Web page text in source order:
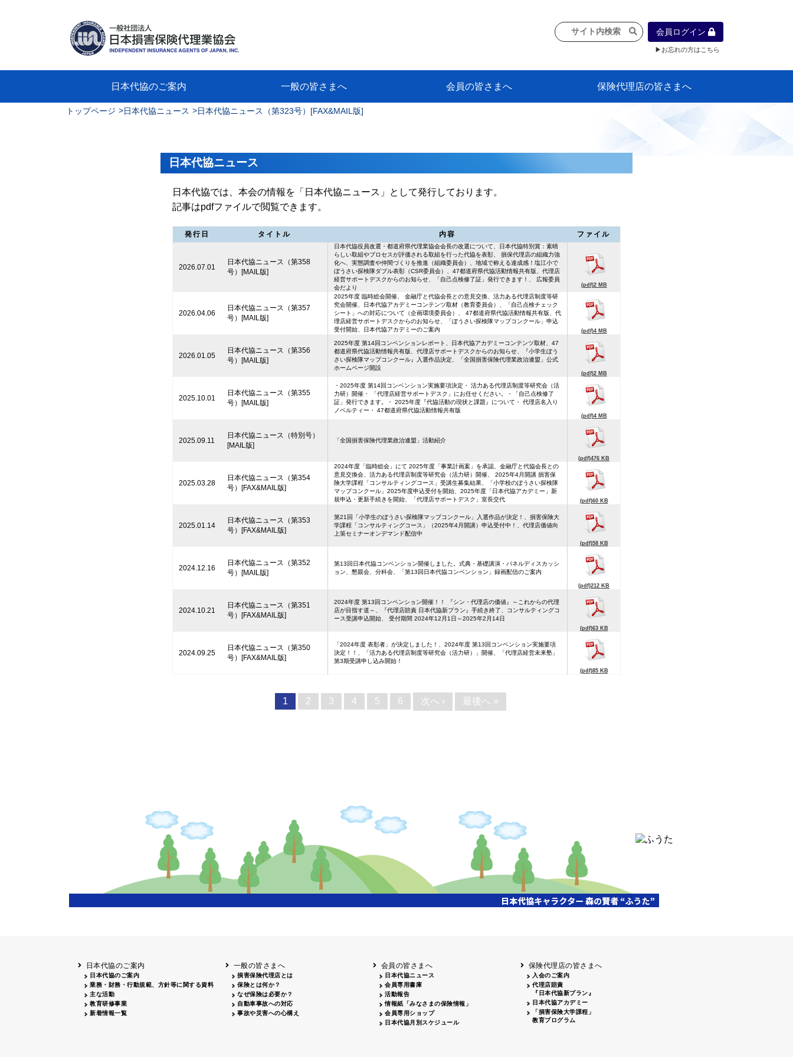
会員ログイン
▶お忘れの方はこちら
日本代協のご案内
日本代協のご案内 会長挨拶
概要
組織
役員等
業務・財務・行動規範、方針等に関す
主な活動
教育研修事業 日本代協アカデミー
損害保険大学課程とは
「コンサルティングコース」教育プロ
損害保険トータルプランナーとは
教育研修事業のあゆみ
新着情報
一般の皆さまへ
損害保険代理店とは
保険とは何か？
なぜ保険は必要か？
自動車事故への対応
事故や災害への心構え
会員の皆さまへ 保険代理店の皆さまへ
トップページ >日本代協ニュース >日本代協ニュース（第323号）[FAX&MAIL版]
日本代協ニュース
日本代協では、本会の情報を「日本代協ニュース」として発行しております。
記事はpdfファイルで閲覧できます。
発行日 タイトル 内容 ファイル
2026.07.01
日本代協ニュース（第358
号）[MAIL版]
日本代協役員改選・都道府県代理業協会会長の改選について、日本代協特別賞：素晴
らしい取組やプロセスが評価される取組を行った代協を表彰、 損保代理店の組織力強
化へ、実態調査や仲間づくりを推進（組織委員会）、地域で称える達成感！塩江小で
ぼうさい探検隊ダブル表彰（CSR委員会）、47都道府県代協活動情報共有版、代理店
経営サポートデスクからのお知らせ、「自己点検修了証」発行できます！、 広報委員
会だより
(pdf)2 MB
2026.04.06
日本代協ニュース（第357
号）[MAIL版]
2025年度 臨時総会開催、 金融庁と代協会長との意見交換、活力ある代理店制度等研
究会開催、日本代協アカデミーコンテンツ取材（教育委員会）、「自己点検チェック
シート」への対応について（企画環境委員会）、 47都道府県代協活動情報共有版、代
理店経営サポートデスクからのお知らせ、「ぼうさい探検隊マップコンクール」申込
受付開始、日本代協アカデミーのご案内
(pdf)4 MB
2026.01.05
日本代協ニュース（第356
号）[MAIL版]
2025年度 第14回コンベンションレポート、日本代協アカデミーコンテンツ取材、47
都道府県代協活動情報共有版、代理店サポートデスクからのお知らせ、『小学生ぼう
さい探検隊マップコンクール』入選作品決定、「全国損害保険代理業政治連盟」公式
ホームページ開設
(pdf)2 MB
2025.10.01
日本代協ニュース（第355
号）[MAIL版]
・2025年度 第14回コンベンション実施要項決定・ 活力ある代理店制度等研究会（活
力研）開催・ 「代理店経営サポートデスク」にお任せください。・「自己点検修了
証」発行できます。・ 2025年度『代協活動の現状と課題』について・ 代理店名入り
ノベルティー・ 47都道府県代協活動情報共有版
(pdf)4 MB
2025.09.11
日本代協ニュース（特別号）
[MAIL版]
「全国損害保険代理業政治連盟」活動紹介
(pdf)476 KB
2025.03.28
日本代協ニュース（第354
号）[FAX&MAIL版]
2024年度「臨時総会」にて 2025年度「事業計画案」を承認、金融庁と代協会長との
意見交換会、活力ある代理店制度等研究会（活力研）開催、 2025年4月開講 損害保
険大学課程「コンサルティングコース」受講生募集結果、「小学校のぼうさい探検隊
マップコンクール」2025年度申込受付を開始、2025年度「日本代協アカデミー」新
規申込・更新手続きを開始、「代理店サポートデスク」室長交代
(pdf)60 KB
2025.01.14
日本代協ニュース（第353
号）[FAX&MAIL版]
第21回「小学生のぼうさい探検隊マップコンクール」入選作品が決定！、損害保険大
学課程「コンサルティングコース」（2025年4月開講）申込受付中！、代理店価値向
上策セミナーオンデマンド配信中
(pdf)58 KB
2024.12.16
日本代協ニュース（第352
号）[MAIL版]
第13回日本代協コンベンション開催しました。式典・基礎講演・パネルディスカッシ
ョン、懇親会、分科会、「第13回日本代協コンベンション」録画配信のご案内
(pdf)212 KB
2024.10.21
日本代協ニュース（第351
号）[FAX&MAIL版]
2024年度 第13回コンベンション開催！！ 『シン・代理店の価値』～これからの代理
店が目指す道～、『代理店賠責 日本代協新プラン』手続き終了、コンサルティングコ
ース受講申込開始、 受付期間 2024年12月1日～2025年2月14日
(pdf)63 KB
2024.09.25
日本代協ニュース（第350
号）[FAX&MAIL版]
「2024年度 表彰者」が決定しました！、2024年度 第13回コンベンション実施要項
決定！！、「活力ある代理店制度等研究会（活力研）」開催、「代理店経営未来塾」
第3期受講申し込み開始！
(pdf)85 KB
1 2 3 4 5 6 次へ › 最後へ »
日本代協のご案内
日本代協のご案内
業務・財務・行動規範、方針等に関する資料
主な活動
教育研修事業
新着情報一覧
一般の皆さまへ
損害保険代理店とは
保険とは何か？
なぜ保険は必要か？
自動車事故への対応
事故や災害への心構え
会員の皆さまへ
日本代協ニュース
会員専用書庫
活動報告
情報紙「みなさまの保険情報」
会員専用ショップ
日本代協月別スケジュール
保険代理店の皆さまへ
入会のご案内
代理店賠責
『日本代協新プラン』
日本代協アカデミー
「損害保険大学課程」
教育プログラム